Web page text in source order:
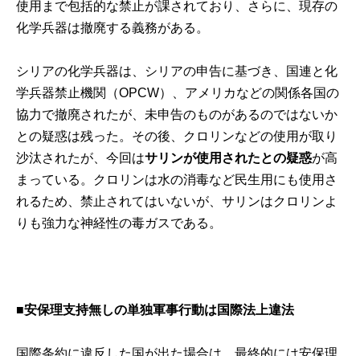
使用まで包括的な禁止が課されており、さらに、現存の
化学兵器は撤廃する義務がある。
シリアの化学兵器は、シリアの申告に基づき、国連と化
学兵器禁止機関（OPCW）、アメリカなどの関係各国の
協力で撤廃されたが、未申告のものがあるのではないか
との疑惑は残った。その後、クロリンなどの使用が取り
沙汰されたが、今回はサリンが使用されたとの疑惑が高
まっている。クロリンは水の消毒など民生用にも使用さ
れるため、禁止されてはいないが、サリンはクロリンよ
りも強力な神経性の毒ガスである。
■安保理支持無しの単独軍事行動は国際法上違法